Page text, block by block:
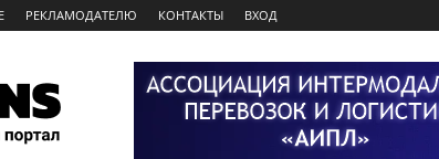
РЕКЛАМОДАТЕЛЮ КОНТАКТЫ ВХОД